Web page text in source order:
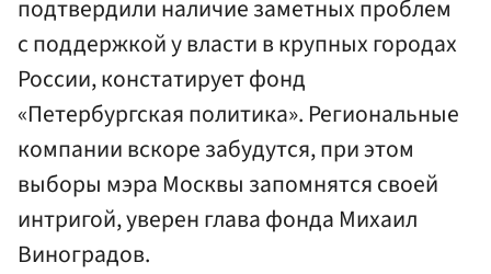
подтвердили наличие заметных проблем
с поддержкой у власти в крупных городах
России, констатирует фонд
«Петербургская политика». Региональные
компании вскоре забудутся, при этом
выборы мэра Москвы запомнятся своей
интригой, уверен глава фонда Михаил
Виноградов.